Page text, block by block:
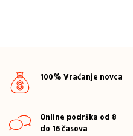
100% Vraćanje novca
Online podrška od 8
do 16 časova